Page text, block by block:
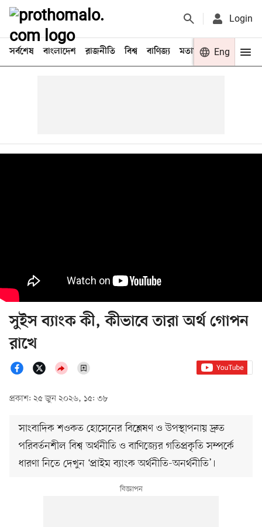
Login
সর্বশেষ বাংলাদেশ রাজনীতি বিশ্ব বাণিজ্য মতামত খেলা
Eng
সুইস ব্যাংক কী, কীভাবে তারা অর্থ গোপন
রাখে
প্রকাশ: ২৫ জুন ২০২৬, ১৫: ৩৮
সাংবাদিক শওকত হোসেনের বিশ্লেষণ ও উপস্থাপনায় দ্রুত
পরিবর্তনশীল বিশ্ব অর্থনীতি ও বাণিজ্যের গতিপ্রকৃতি সম্পর্কে
ধারণা নিতে দেখুন ‘প্রাইম ব্যাংক অর্থনীতি-অনর্থনীতি’।